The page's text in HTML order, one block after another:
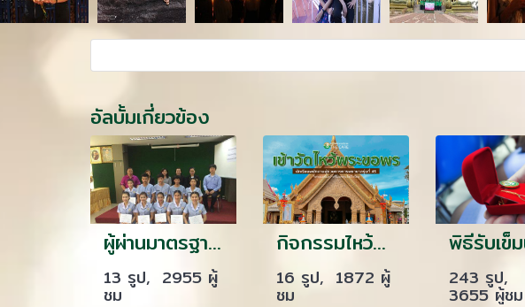
อัลบั้มเกี่ยวข้อง
ผู้ผ่านมาตรฐานฝีมือแรงงาน
13 รูป, 2955 ผู้
ชม
กิจกรรมไหว้พระทำบุญ นักเรียนเดอะเเคร์ รุ่น 45/66
16 รูป, 1872 ผู้
ชม
243 รูป,
3655 ผู้ชม